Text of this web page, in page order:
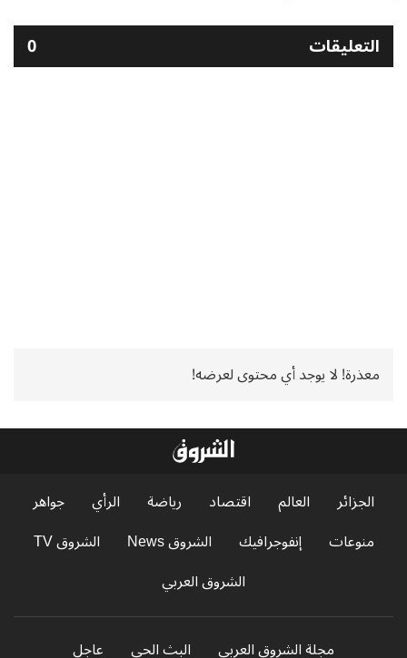
التعليقات 0
معذرة! لا يوجد أي محتوى لعرضه!
الجزائر العالم اقتصاد رياضة الرأي
جواهر
منوعات
إنفوجرافيك الشروق News
الشروق TV
الشروق العربي
مجلة الشروق العربي البث الحي عاجل